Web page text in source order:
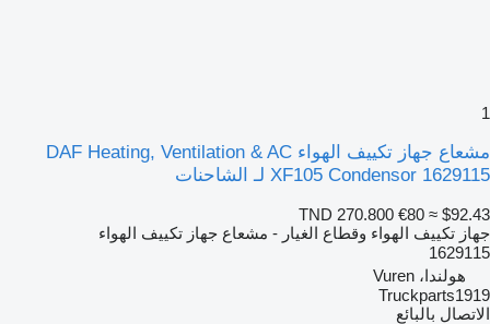
1
مشعاع جهاز تكييف الهواء DAF Heating, Ventilation & AC
XF105 Condensor 1629115 لـ الشاحنات
TND 270.800 €80 ≈ $92.43
جهاز تكييف الهواء وقطاع الغيار - مشعاع جهاز تكييف الهواء
1629115
هولندا، Vuren
Truckparts1919
الاتصال بالبائع